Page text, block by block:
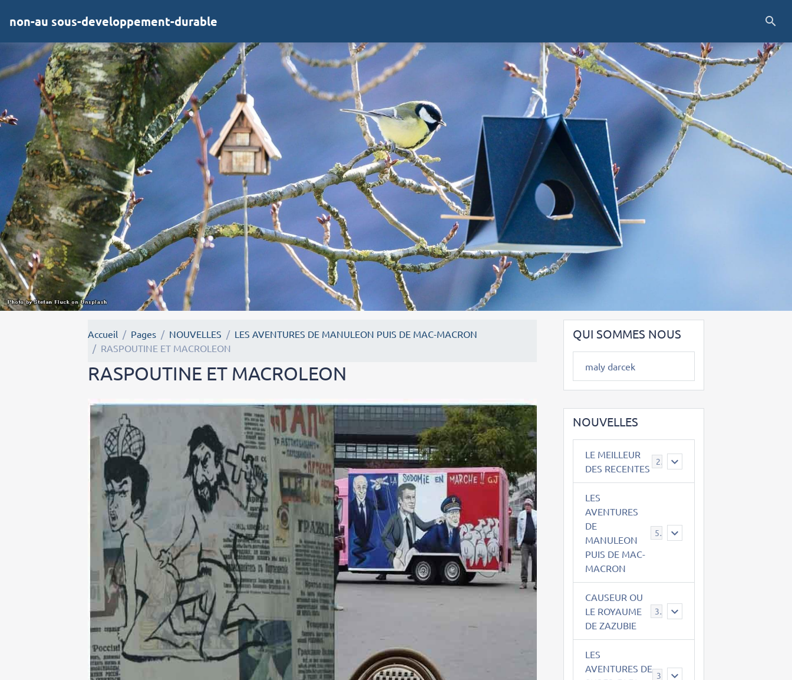
non-au sous-developpement-durable
Accueil Pages NOUVELLES
LES AVENTURES DE MANULEON PUIS DE MAC-MACRON
RASPOUTINE ET MACROLEON
RASPOUTINE ET MACROLEON
QUI SOMMES NOUS
maly darcek
NOUVELLES
LE MEILLEUR
DES RECENTES
2
LES
AVENTURES
DE
MANULEON
PUIS DE MAC-
MACRON
543
CAUSEUR OU
LE ROYAUME
DE ZAZUBIE
38
LES
AVENTURES DE